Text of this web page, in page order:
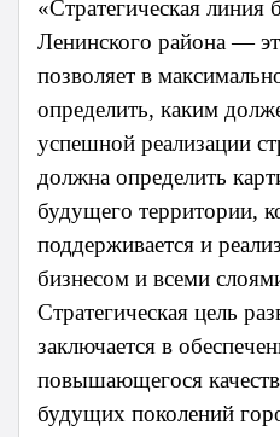
«Стратегическая линия
Ленинского района —
позволяет в
определить, каким
успешной реализации
должна определить
будущего территории,
поддерживается и
бизнесом и всеми
Стратегическая цель
заключается в
повышающегося
будущих поколений